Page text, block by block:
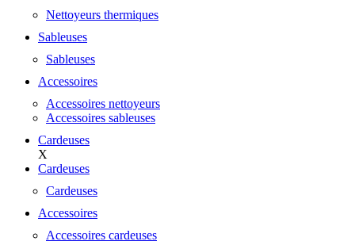
Nettoyeurs thermiques
Sableuses
Sableuses
Accessoires
Accessoires nettoyeurs
Accessoires sableuses
Cardeuses
X
Cardeuses
Cardeuses
Accessoires
Accessoires cardeuses